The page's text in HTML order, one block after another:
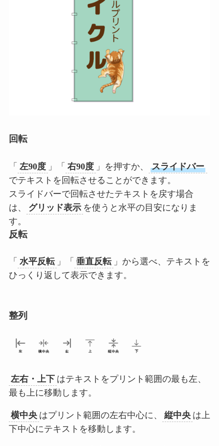
回転
「 左90度 」「 右90度 」を押すか、
スライドバー
でテキストを回転させることができます。
スライドバーで回転させたテキストを戻す場合
は、
グリッド表示 を使うと水平の目安になりま
す。
反転
「 水平反転 」「 垂直反転 」から選べ、テキストを
ひっくり返して表示できます。
整列
左右・上下 はテキストをプリント範囲の最も左、
最も上に移動します。
横中央 はプリント範囲の左右中心に、 縦中央 は上
下中心にテキストを移動します。